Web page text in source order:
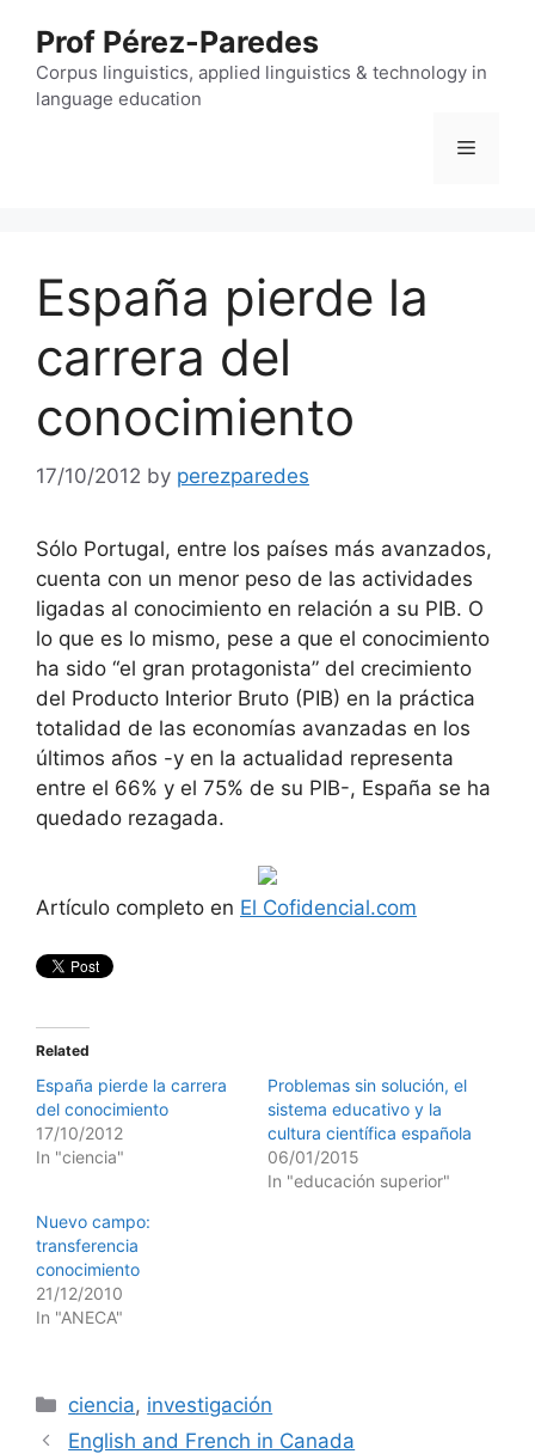
content
Prof Pérez-Paredes
Corpus linguistics, applied linguistics & technology in
language education
Menu
España pierde la
carrera del
conocimiento
17/10/2012 by perezparedes
Sólo Portugal, entre los países más avanzados,
cuenta con un menor peso de las actividades
ligadas al conocimiento en relación a su PIB. O
lo que es lo mismo, pese a que el conocimiento
ha sido “el gran protagonista” del crecimiento
del Producto Interior Bruto (PIB) en la práctica
totalidad de las economías avanzadas en los
últimos años -y en la actualidad representa
entre el 66% y el 75% de su PIB-, España se ha
quedado rezagada.
Artículo completo en El Cofidencial.com
Related
España pierde la carrera
del conocimiento
17/10/2012
In "ciencia"
Problemas sin solución, el
sistema educativo y la
cultura científica española
06/01/2015
In "educación superior"
Nuevo campo:
transferencia
conocimiento
21/12/2010
In "ANECA"
Categories
ciencia, investigación
English and French in Canada